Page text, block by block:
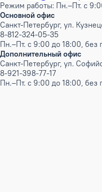
Режим работы: Пн.–Пт. с
Основной офис
Санкт-Петербург, ул.
8-812-324-05-35
Пн.–Пт. с 9:00 до 18:00, без
Дополнительный офис
Санкт-Петербург, ул.
8-921-398-77-17
Пн.–Пт. с 9:00 до 18:00, без